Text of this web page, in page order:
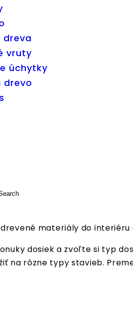
dreva
vruty
úchytky
drevo
materiály do
dosiek a zvoľte si typ
na rôzne typy stavieb.